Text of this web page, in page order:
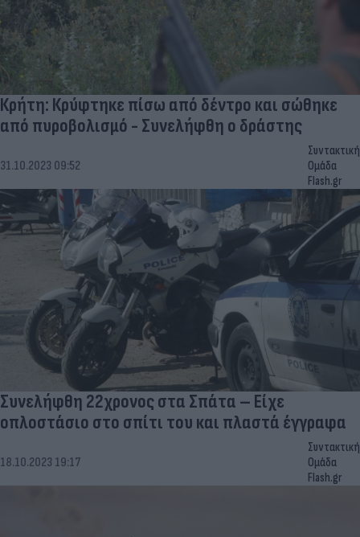
Κρήτη: Κρύφτηκε πίσω από δέντρο και σώθηκε
από πυροβολισμό - Συνελήφθη ο δράστης
31.10.2023 09:52
Συντακτική
Ομάδα
Flash.gr
Συνελήφθη 22χρονος στα Σπάτα – Είχε
οπλοστάσιο στο σπίτι του και πλαστά έγγραφα
18.10.2023 19:17
Συντακτική
Ομάδα
Flash.gr